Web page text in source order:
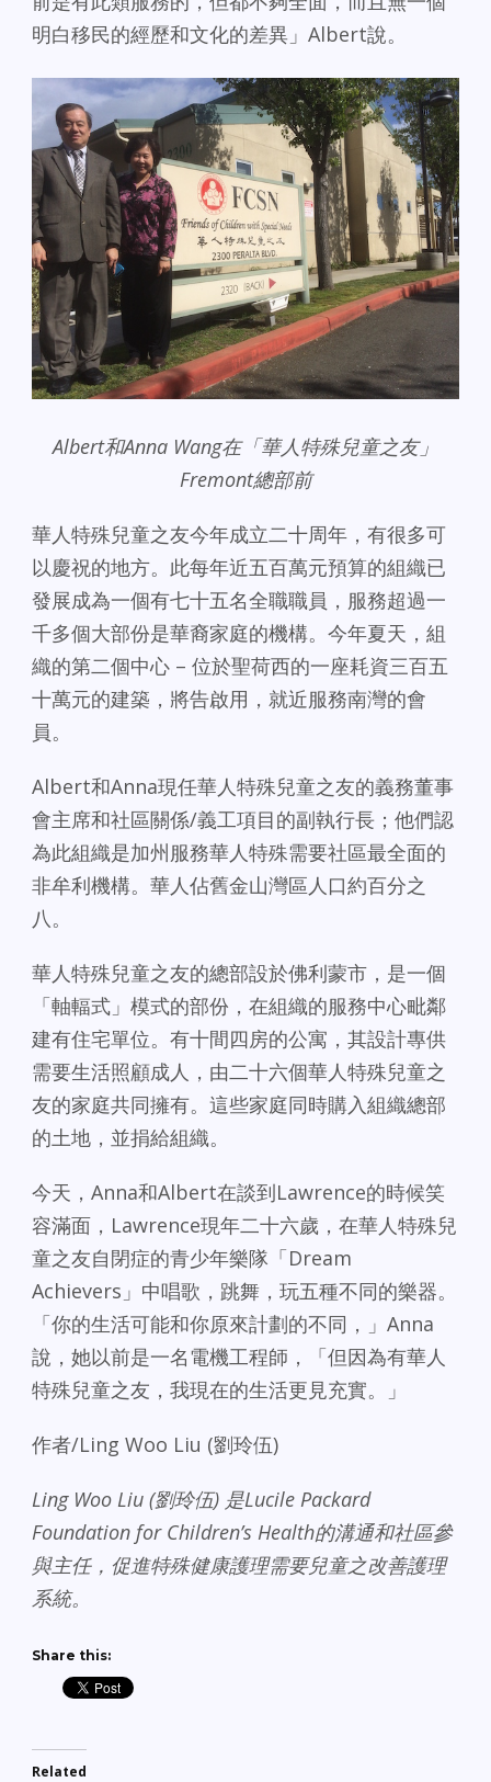
明白移民的經歷和文化的差異」Albert說。
Albert和Anna Wang在「華人特殊兒童之友」
Fremont總部前
華人特殊兒童之友今年成立二十周年，有很多可
以慶祝的地方。此每年近五百萬元預算的組織已
發展成為一個有七十五名全職職員，服務超過一
千多個大部份是華裔家庭的機構。今年夏天，組
織的第二個中心 – 位於聖荷西的一座耗資三百五
十萬元的建築，將告啟用，就近服務南灣的會
員。
Albert和Anna現任華人特殊兒童之友的義務董事
會主席和社區關係/義工項目的副執行長；他們認
為此組織是加州服務華人特殊需要社區最全面的
非牟利機構。華人佔舊金山灣區人口約百分之
八。
華人特殊兒童之友的總部設於佛利蒙市，是一個
「軸輻式」模式的部份，在組織的服務中心毗鄰
建有住宅單位。有十間四房的公寓，其設計專供
需要生活照顧成人，由二十六個華人特殊兒童之
友的家庭共同擁有。這些家庭同時購入組織總部
的土地，並捐給組織。
今天，Anna和Albert在談到Lawrence的時候笑
容滿面，Lawrence現年二十六歲，在華人特殊兒
童之友自閉症的青少年樂隊「Dream
Achievers」中唱歌，跳舞，玩五種不同的樂器。
「你的生活可能和你原來計劃的不同，」Anna
說，她以前是一名電機工程師，「但因為有華人
特殊兒童之友，我現在的生活更見充實。」
作者/Ling Woo Liu (劉玲伍)
Ling Woo Liu (劉玲伍) 是Lucile Packard
Foundation for Children’s Health的溝通和社區參
與主任，促進特殊健康護理需要兒童之改善護理
系統。
Share this:
Related